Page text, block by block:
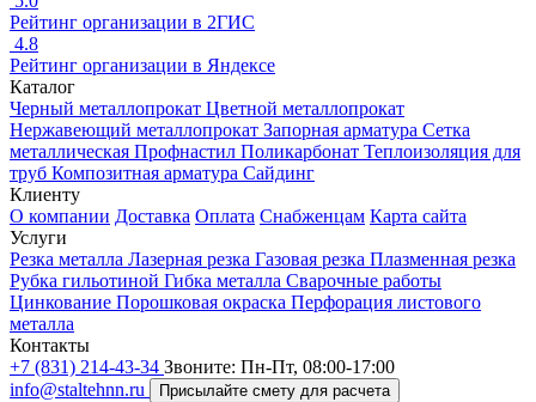
Рейтинг организации в 2ГИС
4.8
Рейтинг организации в Яндексе
Каталог
Черный металлопрокат Цветной металлопрокат
Нержавеющий металлопрокат Запорная арматура Сетка
металлическая Профнастил Поликарбонат Теплоизоляция для
труб Композитная арматура Сайдинг
Клиенту
О компании Доставка Оплата Снабженцам Карта сайта
Услуги
Резка металла Лазерная резка Газовая резка Плазменная резка
Рубка гильотиной Гибка металла Сварочные работы
Цинкование Порошковая окраска Перфорация листового
металла
Контакты
+7 (831) 214-43-34 Звоните: Пн-Пт, 08:00-17:00
info@staltehnn.ru
Присылайте смету для расчета